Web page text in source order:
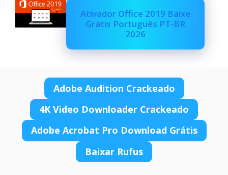
Ativador Office 2019 Baixe
Grátis Português PT-BR
2026
Adobe Audition Crackeado
4K Video Downloader Crackeado
Adobe Acrobat Pro Download Grátis
Baixar Rufus